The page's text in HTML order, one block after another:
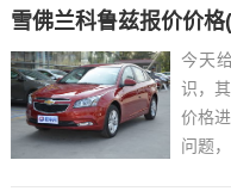
今天
识，
价格
问题